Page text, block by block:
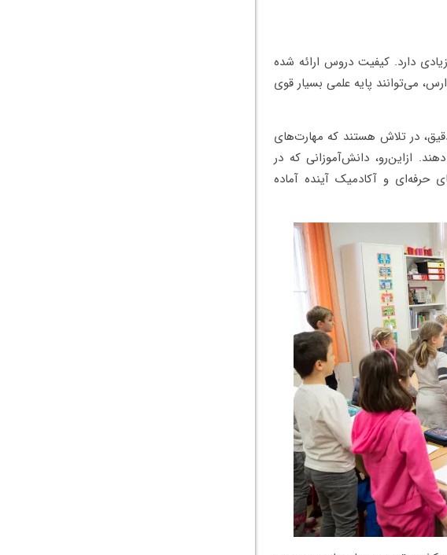
دارد. کیفیت دروس ارائه شده
می‌توانند پایه علمی بسیار قوی
در تلاش هستند که مهارت‌های
ازاین‌رو، دانش‌آموزانی که در
حرفه‌ای و آکادمیک آینده آماده